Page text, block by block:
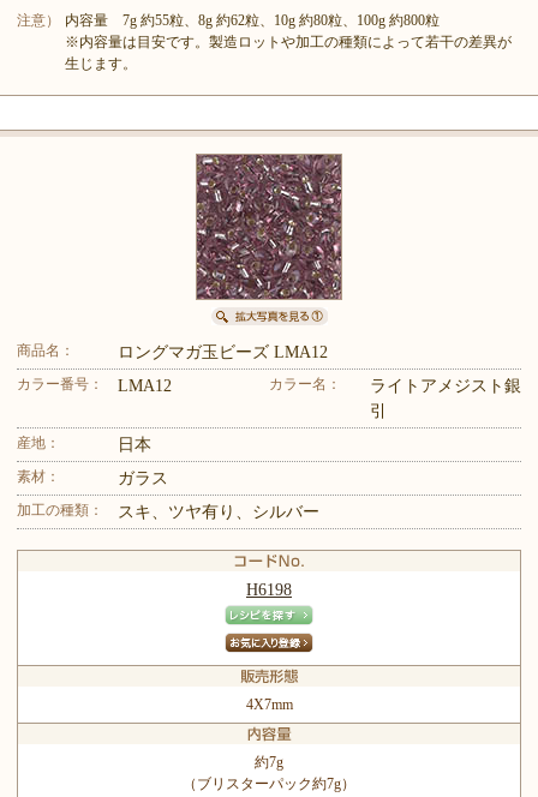
注意）
内容量 7g 約55粒、8g 約62粒、10g 約80粒、100g 約800粒
※内容量は目安です。製造ロットや加工の種類によって若干の差異が
生じます。
商品名： ロングマガ玉ビーズ LMA12
カラー番号： LMA12 カラー名：
ライトアメジスト銀
引
産地： 日本
素材： ガラス
加工の種類： スキ、ツヤ有り、シルバー
H6198
4X7mm
約7g
（ブリスターパック約7g）